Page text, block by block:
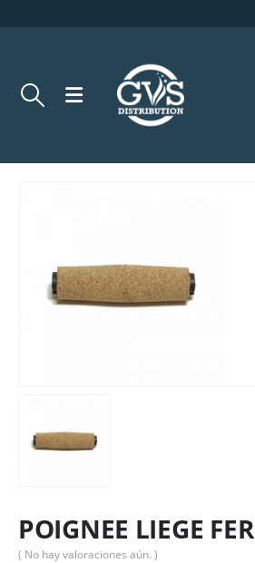
POIGNEE LIEGE FER
( No hay valoraciones aún. )